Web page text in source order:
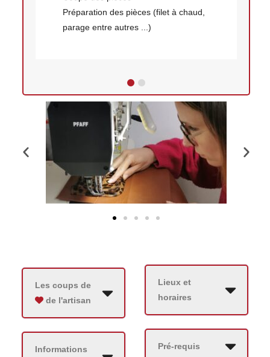
Préparation des pièces (filet à chaud,
parage entre autres ...)
Les coups de
de l'artisan
Informations
Lieux et
horaires
Pré-requis